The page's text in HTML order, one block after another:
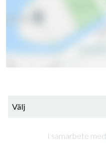
Välj
I samarbete med